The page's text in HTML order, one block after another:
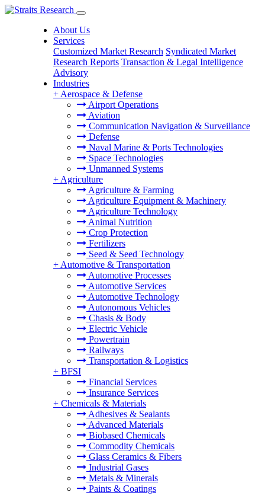
About Us
Services
Customized Market Research Syndicated Market
Research Reports Transaction & Legal Intelligence
Advisory
Industries
+ Aerospace & Defense
Airport Operations
Aviation
Communication Navigation & Surveillance
Defense
Naval Marine & Ports Technologies
Space Technologies
Unmanned Systems
+ Agriculture
Agriculture & Farming
Agriculture Equipment & Machinery
Agriculture Technology
Animal Nutrition
Crop Protection
Fertilizers
Seed & Seed Technology
+ Automotive & Transportation
Automotive Processes
Automotive Services
Automotive Technology
Autonomous Vehicles
Chasis & Body
Electric Vehicle
Powertrain
Railways
Transportation & Logistics
+ BFSI
Financial Services
Insurance Services
+ Chemicals & Materials
Adhesives & Sealants
Advanced Materials
Biobased Chemicals
Commodity Chemicals
Glass Ceramics & Fibers
Industrial Gases
Metals & Minerals
Paints & Coatings